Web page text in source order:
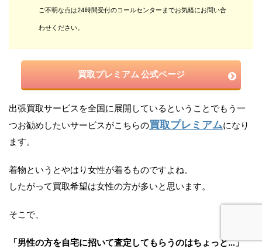
ご不明な点は24時間受付のコールセンターまでお気軽にお問い合
わせください。
買取プレミアム 公式ページ
出張買取サービスを全国に展開しているということでもう一
つお勧めしたいサービスがこちらの買取プレミアムになり
ます。
着物というとやはり女性が着るものですよね。
したがって買取希望は女性の方が多いと思います。
そこで、
「男性の方を自宅に招いて査定してもらうのはちょっと…」